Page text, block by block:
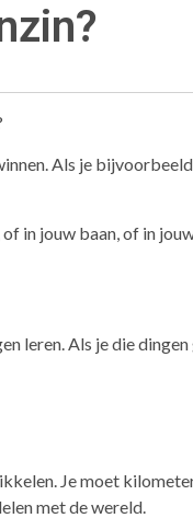
Als je
in jouw baan, of in
leren. Als je die
Je moet
met de wereld.